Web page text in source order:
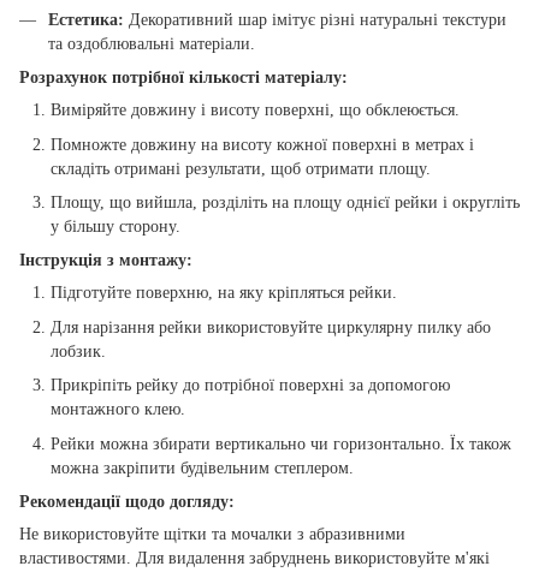
Естетика: Декоративний шар імітує різні натуральні текстури
та оздоблювальні матеріали.
Розрахунок потрібної кількості матеріалу:
Виміряйте довжину і висоту поверхні, що обклеюється.
Помножте довжину на висоту кожної поверхні в метрах і
складіть отримані результати, щоб отримати площу.
Площу, що вийшла, розділіть на площу однієї рейки і округліть
у більшу сторону.
Інструкція з монтажу:
Підготуйте поверхню, на яку кріпляться рейки.
Для нарізання рейки використовуйте циркулярну пилку або
лобзик.
Прикріпіть рейку до потрібної поверхні за допомогою
монтажного клею.
Рейки можна збирати вертикально чи горизонтально. Їх також
можна закріпити будівельним степлером.
Рекомендації щодо догляду:
Не використовуйте щітки та мочалки з абразивними
властивостями. Для видалення забруднень використовуйте м'які